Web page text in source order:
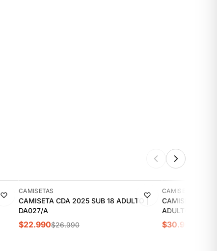
-15%
CAMISETAS
CAMISETA CDA 2025 SUB 18 ADULTO |
DA027/A
$22.990$26.990
-11%
CAMISETAS
CAMISETA
ADULTO
$30.990